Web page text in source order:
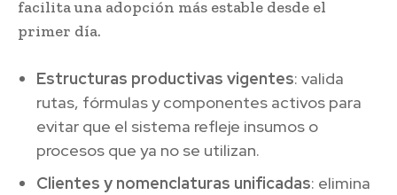
facilita una adopción más estable desde el
primer día.
Estructuras productivas vigentes: valida
rutas, fórmulas y componentes activos para
evitar que el sistema refleje insumos o
procesos que ya no se utilizan.
Clientes y nomenclaturas unificadas: elimina